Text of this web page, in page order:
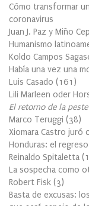
Cómo transformar
coronavirus
Juan J. Paz y Miño
Humanismo
Koldo Campos
Había una vez una
Luis Casado (161 )
Lili Marleen oder
El retorno de la
Marco Teruggi (38)
Xiomara Castro juró
Honduras: el
Reinaldo Spitaletta (
La sospecha como
Robert Fisk (3)
Basta de excusas: